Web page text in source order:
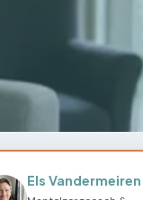
Els Vandermeiren